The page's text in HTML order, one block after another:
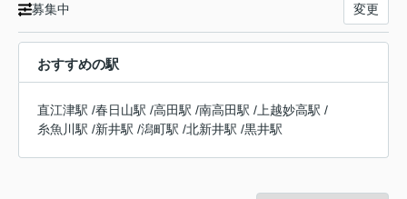
募集中 変更
おすすめの駅
直江津駅 /春日山駅 /高田駅 /南高田駅 / 上越妙高駅 /
糸魚川駅 /新井駅 /潟町駅 /北新井駅 /黒井駅